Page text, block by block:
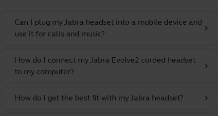
Can I plug my Jabra headset into a mobile device and
use it for calls and music?
chevron_right
How do I connect my Jabra Evolve2 corded headset
to my computer?
chevron_right
How do I get the best fit with my Jabra headset? chevron_right